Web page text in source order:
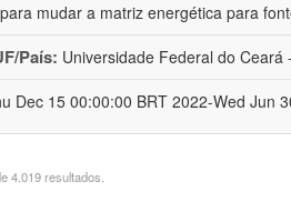
mudar a matriz energética para
País: Universidade Federal do Ceará
Dec 15 00:00:00 BRT 2022-Wed Jun
4.019 resultados.